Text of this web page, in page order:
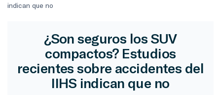
indican que no
¿Son seguros los SUV
compactos? Estudios
recientes sobre accidentes del
IIHS indican que no